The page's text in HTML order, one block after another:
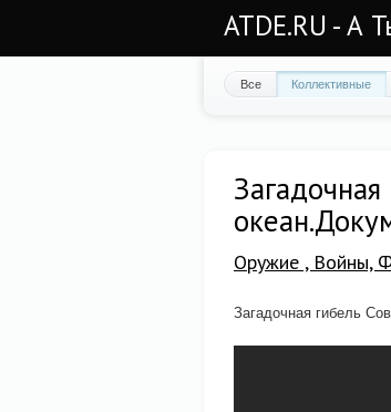
ATDE.RU - А
Все Коллективные
Оружие , Войны,
Загадочная гибель